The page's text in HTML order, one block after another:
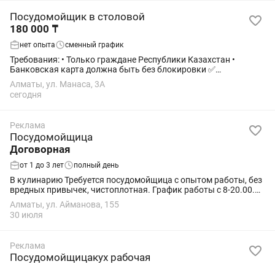
Посудомойщик в столовой
180 000 ₸
нет опыта сменный график
Требования: • Только граждане Республики Казахстан •
Банковская карта должна быть без блокировки ✅
Официальное трудоустройство ✅ Медицинская страховка ✅
Пенсионные отчисления ✅ Бесплатное...
Алматы, ул. Манаса, 3А
сегодня
Реклама
Посудомойщица
Договорная
от 1 до 3 лет полный день
В кулинарию Требуется посудомойщица с опытом работы, без
вредных привычек, чистоплотная. График работы с 8-20.00.
5/2. Звонить только в рабочее время .Оплата 10000 каждый
день.
Алматы, ул. Айманова, 155
30 июля
Реклама
Посудомойщицакух рабочая